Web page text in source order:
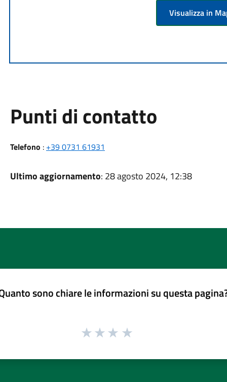
Visualizza in
Punti di contatto
Telefono : +39 0731 61931
Ultimo aggiornamento: 28 agosto 2024, 12:38
sono chiare le informazioni su questa